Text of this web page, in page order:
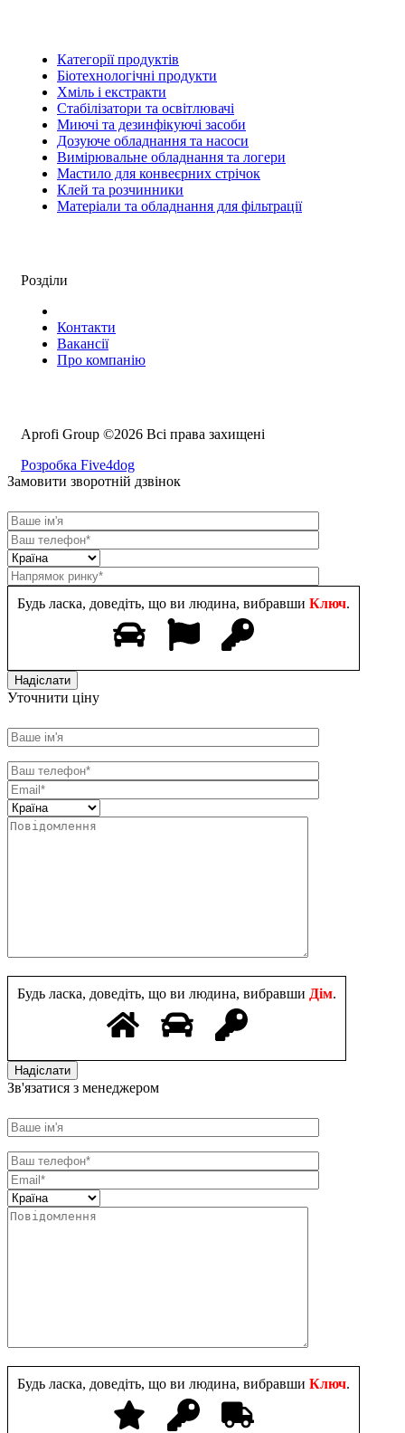
Категорії продуктів
Біотехнологічні продукти
Хміль і екстракти
Стабілізатори та освітлювачі
Миючі та дезинфікуючі засоби
Дозуюче обладнання та насоси
Вимірювальне обладнання та логери
Мастило для конвеєрних стрічок
Клей та розчинники
Матеріали та обладнання для фільтрації
Розділи
Контакти
Вакансії
Про компанію
Aprofi Group ©2026 Всі права захищені
Розробка Five4dog
Замовити зворотній дзвінок
Будь ласка, доведіть, що ви людина, вибравши Ключ.
Уточнити ціну
Будь ласка, доведіть, що ви людина, вибравши Дім.
Зв'язатися з менеджером
Будь ласка, доведіть, що ви людина, вибравши Ключ.